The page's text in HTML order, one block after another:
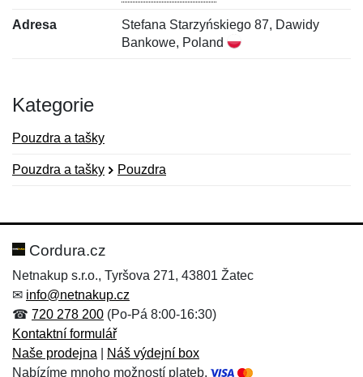
Adresa
Stefana Starzyńskiego 87, Dawidy
Bankowe, Poland
Kategorie
Pouzdra a tašky
Pouzdra a tašky Pouzdra
Hodnocení:
Jméno: *
Jméno:
E-mail:*
Cordura.cz
Netnakup s.r.o., Tyršova 271, 43801 Žatec
✉ info@netnakup.cz
☎ 720 278 200 (Po-Pá 8:00-16:30)
Kontaktní formulář
Naše prodejna
Náš výdejní box
Nabízíme mnoho možností plateb.